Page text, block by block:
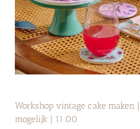
Workshop vintage cake maken
mogelijk | 11:00